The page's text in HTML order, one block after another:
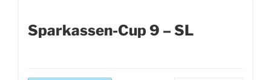
Sparkassen-Cup 9 – SL